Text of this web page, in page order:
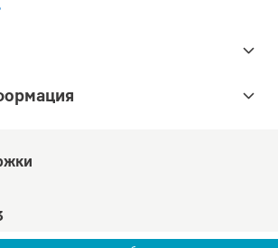
по России бесплатный